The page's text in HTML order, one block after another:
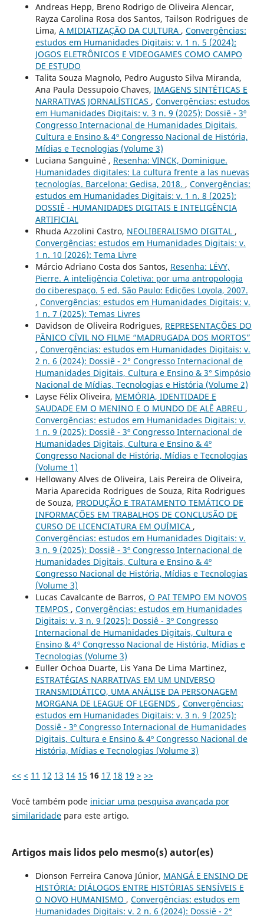
Andreas Hepp, Breno Rodrigo de Oliveira Alencar,
Rayza Carolina Rosa dos Santos, Tailson Rodrigues de
Lima, A MIDIATIZAÇÃO DA CULTURA , Convergências:
estudos em Humanidades Digitais: v. 1 n. 5 (2024):
JOGOS ELETRÔNICOS E VIDEOGAMES COMO CAMPO
DE ESTUDO
Talita Souza Magnolo, Pedro Augusto Silva Miranda,
Ana Paula Dessupoio Chaves, IMAGENS SINTÉTICAS E
NARRATIVAS JORNALÍSTICAS , Convergências: estudos
em Humanidades Digitais: v. 3 n. 9 (2025): Dossiê - 3º
Congresso Internacional de Humanidades Digitais,
Cultura e Ensino & 4º Congresso Nacional de História,
Mídias e Tecnologias (Volume 3)
Luciana Sanguiné , Resenha: VINCK, Dominique.
Humanidades digitales: La cultura frente a las nuevas
tecnologías. Barcelona: Gedisa, 2018. , Convergências:
estudos em Humanidades Digitais: v. 1 n. 8 (2025):
DOSSIÊ - HUMANIDADES DIGITAIS E INTELIGÊNCIA
ARTIFICIAL
Rhuda Azzolini Castro, NEOLIBERALISMO DIGITAL ,
Convergências: estudos em Humanidades Digitais: v.
1 n. 10 (2026): Tema Livre
Márcio Adriano Costa dos Santos, Resenha: LÉVY,
Pierre. A inteligência Coletiva: por uma antropologia
do ciberespaço. 5 ed. São Paulo: Edições Loyola, 2007.
, Convergências: estudos em Humanidades Digitais: v.
1 n. 7 (2025): Temas Livres
Davidson de Oliveira Rodrigues, REPRESENTAÇÕES DO
PÂNICO CÍVIL NO FILME “MADRUGADA DOS MORTOS”
, Convergências: estudos em Humanidades Digitais: v.
2 n. 6 (2024): Dossiê - 2° Congresso Internacional de
Humanidades Digitais, Cultura e Ensino & 3° Simpósio
Nacional de Mídias, Tecnologias e História (Volume 2)
Layse Félix Oliveira, MEMÓRIA, IDENTIDADE E
SAUDADE EM O MENINO E O MUNDO DE ALÊ ABREU ,
Convergências: estudos em Humanidades Digitais: v.
1 n. 9 (2025): Dossiê - 3º Congresso Internacional de
Humanidades Digitais, Cultura e Ensino & 4º
Congresso Nacional de História, Mídias e Tecnologias
(Volume 1)
Hellowany Alves de Oliveira, Lais Pereira de Oliveira,
Maria Aparecida Rodrigues de Souza, Rita Rodrigues
de Souza, PRODUÇÃO E TRATAMENTO TEMÁTICO DE
INFORMAÇÕES EM TRABALHOS DE CONCLUSÃO DE
CURSO DE LICENCIATURA EM QUÍMICA ,
Convergências: estudos em Humanidades Digitais: v.
3 n. 9 (2025): Dossiê - 3º Congresso Internacional de
Humanidades Digitais, Cultura e Ensino & 4º
Congresso Nacional de História, Mídias e Tecnologias
(Volume 3)
Lucas Cavalcante de Barros, O PAI TEMPO EM NOVOS
TEMPOS , Convergências: estudos em Humanidades
Digitais: v. 3 n. 9 (2025): Dossiê - 3º Congresso
Internacional de Humanidades Digitais, Cultura e
Ensino & 4º Congresso Nacional de História, Mídias e
Tecnologias (Volume 3)
Euller Ochoa Duarte, Lis Yana De Lima Martinez,
ESTRATÉGIAS NARRATIVAS EM UM UNIVERSO
TRANSMIDIÁTICO, UMA ANÁLISE DA PERSONAGEM
MORGANA DE LEAGUE OF LEGENDS , Convergências:
estudos em Humanidades Digitais: v. 3 n. 9 (2025):
Dossiê - 3º Congresso Internacional de Humanidades
Digitais, Cultura e Ensino & 4º Congresso Nacional de
História, Mídias e Tecnologias (Volume 3)
<< < 11 12 13 14 15 16 17 18 19 > >>
Você também pode iniciar uma pesquisa avançada por
similaridadepara este artigo.
Artigos mais lidos pelo mesmo(s) autor(es)
Dionson Ferreira Canova Júnior, MANGÁ E ENSINO DE
HISTÓRIA: DIÁLOGOS ENTRE HISTÓRIAS SENSÍVEIS E
O NOVO HUMANISMO , Convergências: estudos em
Humanidades Digitais: v. 2 n. 6 (2024): Dossiê - 2°